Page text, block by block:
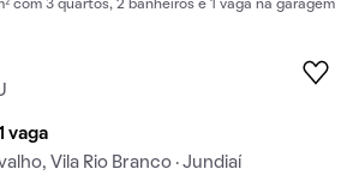
com 3 quartos, 2 banheiros e 1 vaga na garagem
vaga
Vila Rio Branco · Jundiaí